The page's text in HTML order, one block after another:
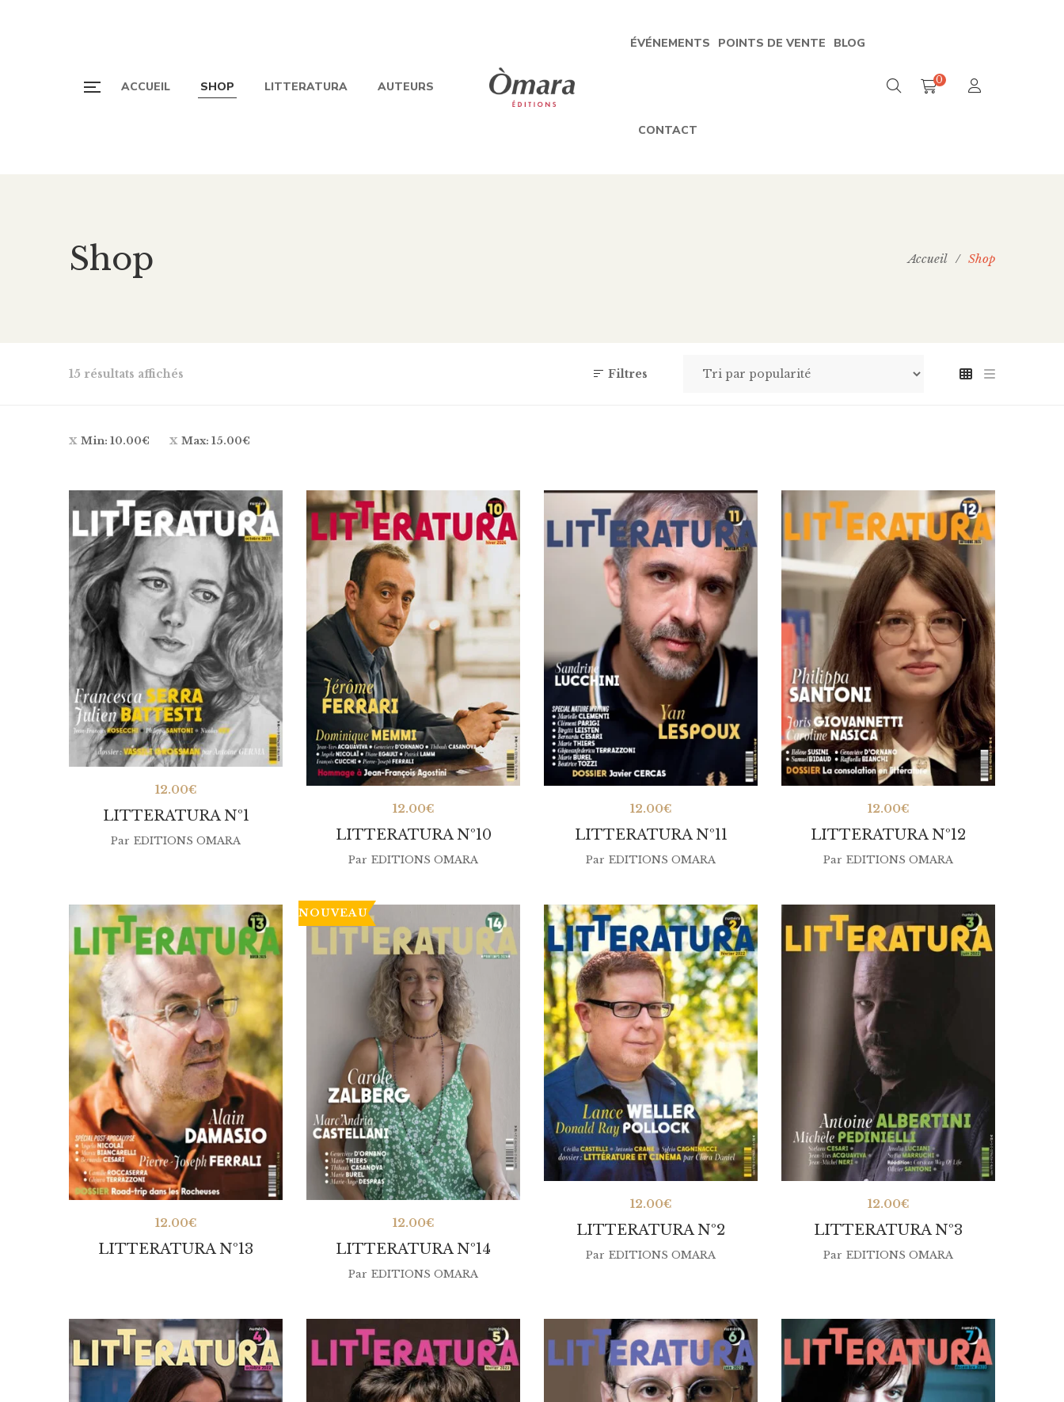
ACCUEIL SHOP LITTERATURA AUTEURS
ÉVÉNEMENTS POINTS DE VENTE BLOG
CONTACT
0
Shop Accueil / Shop
15 résultats affichés Filtres
Min: 10.00€ Max: 15.00€
LITTERATURA Nº1
12.00€
Par EDITIONS OMARA LITTERATURA Nº10
12.00€
Par EDITIONS OMARA
LITTERATURA Nº11
12.00€
Par EDITIONS OMARA
LITTERATURA Nº12
12.00€
Par EDITIONS OMARA
LITTERATURA Nº13
12.00€
NOUVEAU
LITTERATURA Nº14
12.00€
Par EDITIONS OMARA
LITTERATURA Nº2
12.00€
Par EDITIONS OMARA
LITTERATURA Nº3
12.00€
Par EDITIONS OMARA